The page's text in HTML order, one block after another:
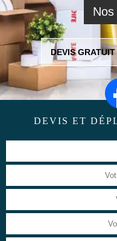
DEVIS GRATUIT
DEVIS ET